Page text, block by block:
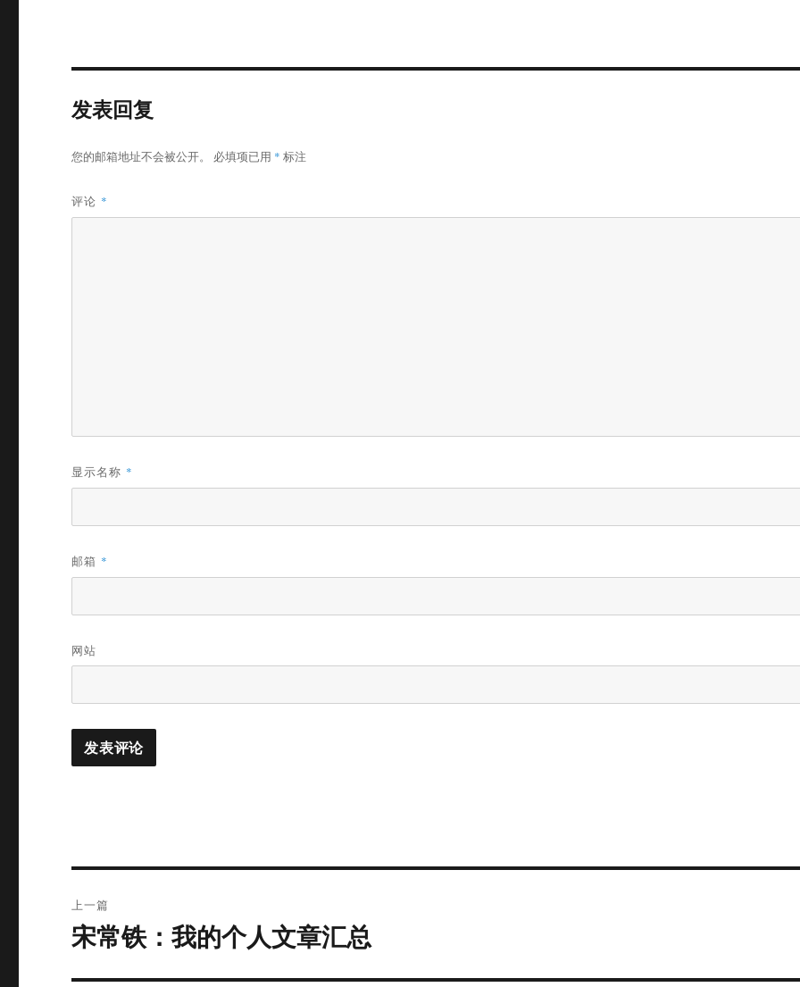
发表回复
您的邮箱地址不会被公开。 必填项已用 * 标注
评论 *
显示名称 *
邮箱 *
网站
章
上一篇
上
篇
文
宋常铁：我的个人文章汇总